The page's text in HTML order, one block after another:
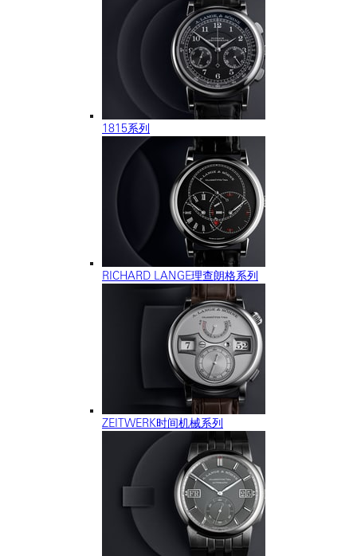
1815系列
RICHARD LANGE理查朗格系列
ZEITWERK时间机械系列